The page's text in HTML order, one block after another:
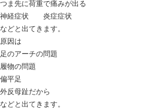
ネコ達も元気です！
今日の話は
【モートン病】 もう良くなら
先日の患者さん
1年近く左足のつま先の痛みに悩
医療機関では【モートン病】